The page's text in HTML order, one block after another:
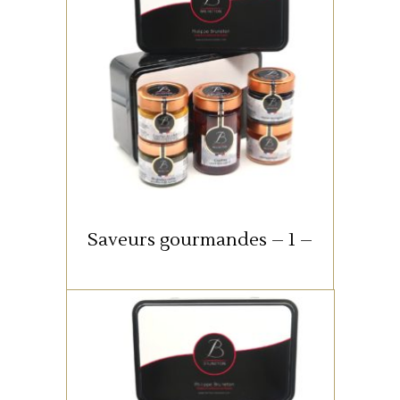
Coffret “Saveurs Gourmandes
1”
dans boite à sucre métal noir
197 x 130 x 70
choisis par nos soins.
(photo non contractuelle. Les
Saveurs gourmandes – 1 –
COFFRETS GOURMANDS
Coffret Gourmet “MIDI”